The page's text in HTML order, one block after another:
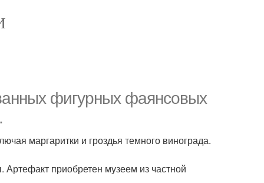
фигурных фаянсовых
маргаритки и гроздья темного винограда.
приобретен музеем из частной